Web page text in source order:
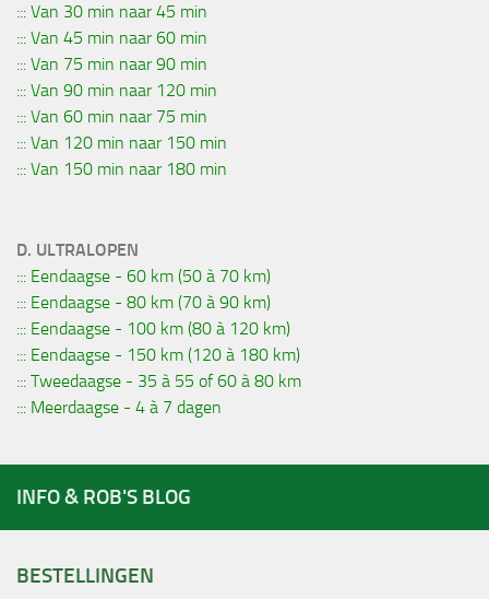
::: Van 30 min naar 45 min
::: Van 45 min naar 60 min
::: Van 75 min naar 90 min
::: Van 90 min naar 120 min
::: Van 60 min naar 75 min
::: Van 120 min naar 150 min
::: Van 150 min naar 180 min
D. ULTRALOPEN
::: Eendaagse - 60 km (50 à 70 km)
::: Eendaagse - 80 km (70 à 90 km)
::: Eendaagse - 100 km (80 à 120 km)
::: Eendaagse - 150 km (120 à 180 km)
::: Tweedaagse - 35 à 55 of 60 à 80 km
::: Meerdaagse - 4 à 7 dagen
INFO & ROB'S BLOG
BESTELLINGEN